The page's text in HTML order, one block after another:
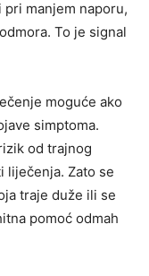
manjem naporu,
To je signal
moguće ako
simptoma.
od trajnog
liječenja. Zato se
traje duže ili se
pomoć odmah